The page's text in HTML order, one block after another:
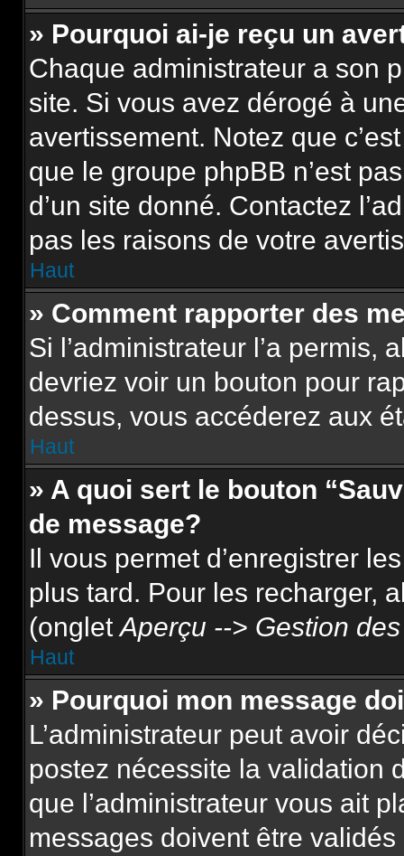
» Pourquoi ai-je reçu un
Chaque administrateur a son
site. Si vous avez dérogé à
avertissement. Notez que
que le groupe phpBB n’est
d’un site donné. Contactez
pas les raisons de votre
Haut
» Comment rapporter des
Si l’administrateur l’a permis,
devriez voir un bouton pour
dessus, vous accéderez aux
Haut
» A quoi sert le bouton
de message?
Il vous permet d’enregistrer
plus tard. Pour les recharger,
(ongletAperçu --> Gestion
Haut
» Pourquoi mon message
L’administrateur peut avoir
postez nécessite la validation
que l’administrateur vous ait
messages doivent être